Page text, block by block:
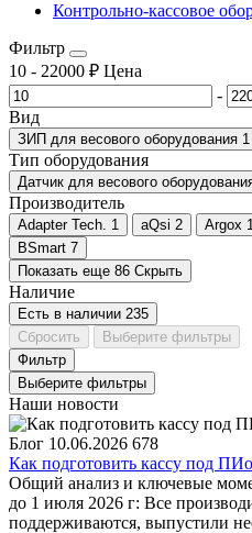
Контрольно-кассовое
Фильтр
10 - 22000 ₽ Цена
-
Вид
ЗИП для весового оборудования 1
Тип оборудования
Датчик для весового
Производитель
Adapter Tech. 1 aQsi 2 Argox
BSmart 7
Показать еще 86 Скрыть
Наличие
Есть в наличии 235
Сбросить
Выберите фильтры
Фильтр
Выберите фильтры
Наши новости
Блог 10.06.2026 678
Как подготовить кассу под
Общий анализ и ключевые
до 1 июля 2026 г: Все
поддерживаются, выпустили